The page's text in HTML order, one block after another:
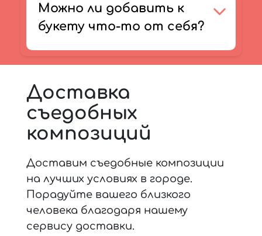
Можно ли добавить к
букету что-то от себя?
Доставка
съедобных
композиций
Доставим съедобные композиции
на лучших условиях в городе.
Порадуйте вашего близкого
человека благодаря нашему
сервису доставки.